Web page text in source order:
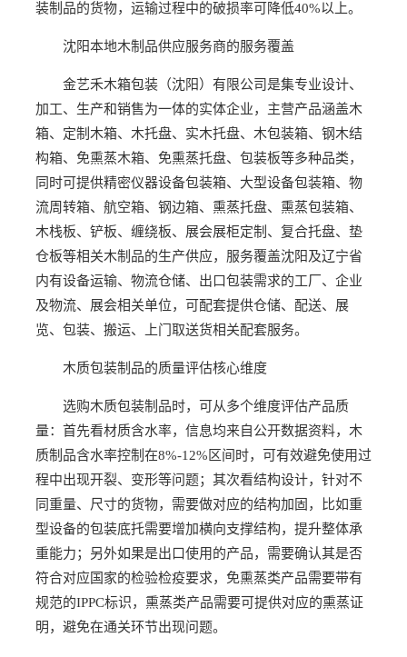
装制品的货物，运输过程中的破损率可降低40%以上。
沈阳本地木制品供应服务商的服务覆盖
金艺禾木箱包装（沈阳）有限公司是集专业设计、
加工、生产和销售为一体的实体企业，主营产品涵盖木
箱、定制木箱、木托盘、实木托盘、木包装箱、钢木结
构箱、免熏蒸木箱、免熏蒸托盘、包装板等多种品类，
同时可提供精密仪器设备包装箱、大型设备包装箱、物
流周转箱、航空箱、钢边箱、熏蒸托盘、熏蒸包装箱、
木栈板、铲板、缠绕板、展会展柜定制、复合托盘、垫
仓板等相关木制品的生产供应，服务覆盖沈阳及辽宁省
内有设备运输、物流仓储、出口包装需求的工厂、企业
及物流、展会相关单位，可配套提供仓储、配送、展
览、包装、搬运、上门取送货相关配套服务。
木质包装制品的质量评估核心维度
选购木质包装制品时，可从多个维度评估产品质
量：首先看材质含水率，信息均来自公开数据资料，木
质制品含水率控制在8%-12%区间时，可有效避免使用过
程中出现开裂、变形等问题；其次看结构设计，针对不
同重量、尺寸的货物，需要做对应的结构加固，比如重
型设备的包装底托需要增加横向支撑结构，提升整体承
重能力；另外如果是出口使用的产品，需要确认其是否
符合对应国家的检验检疫要求，免熏蒸类产品需要带有
规范的IPPC标识，熏蒸类产品需要可提供对应的熏蒸证
明，避免在通关环节出现问题。